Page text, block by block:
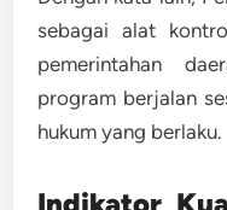
sebagai alat
pemerintahan
program berjalan
hukum yang berlaku.